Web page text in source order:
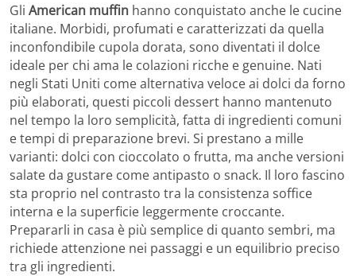
Gli American muffin hanno conquistato anche le cucine
italiane. Morbidi, profumati e caratterizzati da quella
inconfondibile cupola dorata, sono diventati il dolce
ideale per chi ama le colazioni ricche e genuine. Nati
negli Stati Uniti come alternativa veloce ai dolci da forno
più elaborati, questi piccoli dessert hanno mantenuto
nel tempo la loro semplicità, fatta di ingredienti comuni
e tempi di preparazione brevi. Si prestano a mille
varianti: dolci con cioccolato o frutta, ma anche versioni
salate da gustare come antipasto o snack. Il loro fascino
sta proprio nel contrasto tra la consistenza soffice
interna e la superficie leggermente croccante.
Prepararli in casa è più semplice di quanto sembri, ma
richiede attenzione nei passaggi e un equilibrio preciso
tra gli ingredienti.